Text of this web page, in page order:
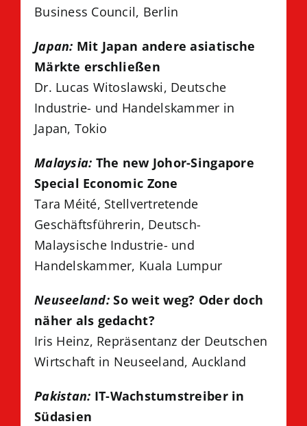
Business Council, Berlin
Japan: Mit Japan andere asiatische
Märkte erschließen
Dr. Lucas Witoslawski, Deutsche
Industrie- und Handelskammer in
Japan, Tokio
Malaysia: The new Johor-Singapore
Special Economic Zone
Tara Méité, Stellvertretende
Geschäftsführerin, Deutsch-
Malaysische Industrie- und
Handelskammer, Kuala Lumpur
Neuseeland:So weit weg? Oder doch
näher als gedacht?
Iris Heinz, Repräsentanz der Deutschen
Wirtschaft in Neuseeland, Auckland
Pakistan: IT-Wachstumstreiber in
Südasien